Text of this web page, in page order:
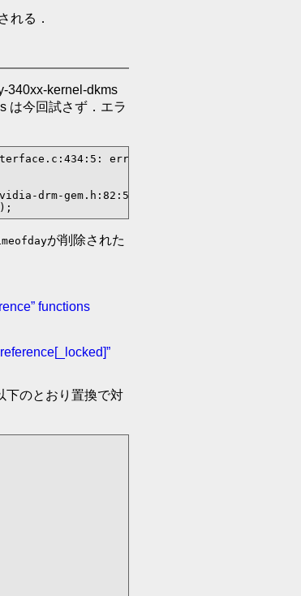
れる．
340xx-kernel-dkms
は今回試さず．エラ
error: implicit declaration
drm-gem.h:82:5: error: implicit
が削除された
functions
下のとおり置換で対